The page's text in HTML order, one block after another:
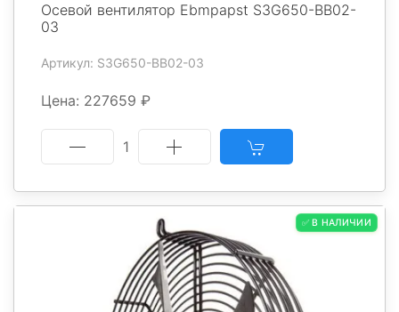
Осевой вентилятор Ebmpapst S3G650-BB02-
03
Артикул: S3G650-BB02-03
Цена: 227659 ₽
1
✅ В НАЛИЧИИ